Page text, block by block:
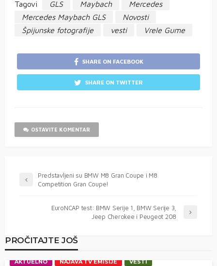
Tagovi GLS Maybach
Mercedes
Mercedes Maybach GLS
Novosti
Špijunske fotografije
vesti Vrele Gume
SHARE ON FACEBOOK
SHARE ON TWITTER
OSTAVITE KOMENTAR
Predstavljeni su BMW M8 Gran Coupe i M8
Competition Gran Coupe!
EuroNCAP test: BMW Serije 1, BMW Serije 3,
Jeep Cherokee i Peugeot 208
PROČITAJTE JOŠ
AKTUELNO NAJAVA TV EMISIJE VESTI